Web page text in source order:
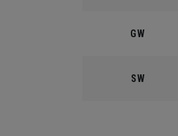
GW
SW